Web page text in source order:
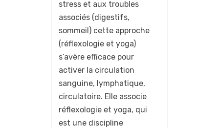
stress et aux troubles
associés (digestifs,
sommeil) cette approche
(réflexologie et yoga)
s’avère efficace pour
activer la circulation
sanguine, lymphatique,
circulatoire. Elle associe
réflexologie et yoga, qui
est une discipline